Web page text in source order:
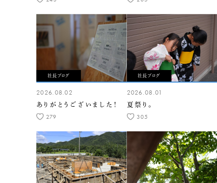
社長ブログ
2026.08.02
ありがとうございました！
279
社長ブログ
2026.08.01
夏祭り。
305